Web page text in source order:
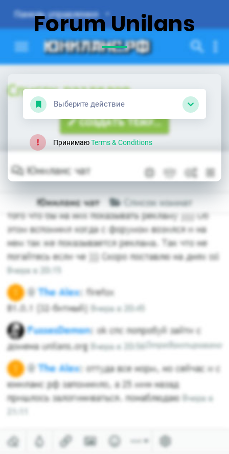
Forum Unilans
Выберите действие
ПринимаюTerms & Conditions